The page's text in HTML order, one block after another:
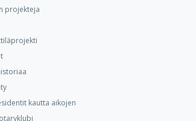
projekteja
kautta aikojen